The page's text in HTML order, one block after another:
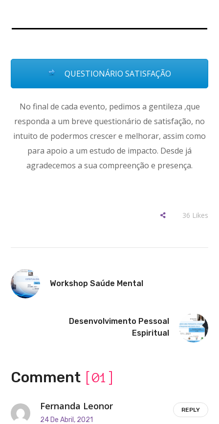
QUESTIONÁRIO SATISFAÇÃO
No final de cada evento, pedimos a gentileza ,que
responda a um breve questionário de satisfação, no
intuito de podermos crescer e melhorar, assim como
para apoio a um estudo de impacto. Desde já
agradecemos a sua compreenção e presença.
36 Likes
Workshop Saúde Mental
Desenvolvimento Pessoal
Espiritual
Comment [01]
Fernanda Leonor
24 De Abril, 2021
REPLY